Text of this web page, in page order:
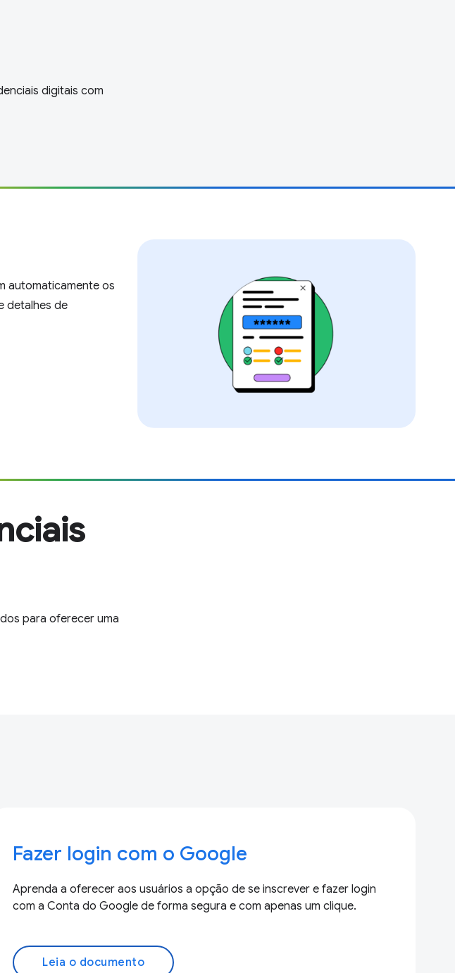
digitais com
automaticamente os
detalhes de
para oferecer uma
Fazer login com o Google
Aprenda a oferecer aos usuários a opção de se inscrever e fazer login
com a Conta do Google de forma segura e com apenas um clique.
Leia o documento